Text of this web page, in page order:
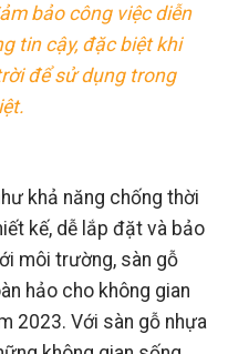
bảo công việc diễn
tin cậy, đặc biệt khi
để sử dụng trong
khả năng chống thời
kế, dễ lắp đặt và bảo
môi trường, sàn gỗ
hảo cho không gian
2023. Với sàn gỗ nhựa